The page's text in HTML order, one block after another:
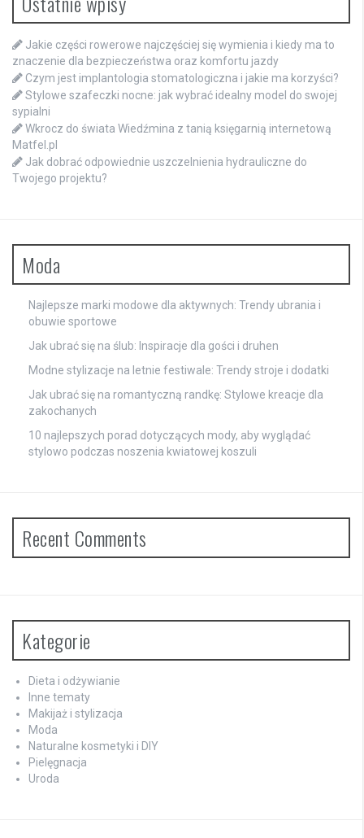
Jakie części rowerowe najczęściej się wymienia i kiedy ma to
znaczenie dla bezpieczeństwa oraz komfortu jazdy
Czym jest implantologia stomatologiczna i jakie ma korzyści?
Stylowe szafeczki nocne: jak wybrać idealny model do swojej
sypialni
Wkrocz do świata Wiedźmina z tanią księgarnią internetową
Matfel.pl
Jak dobrać odpowiednie uszczelnienia hydrauliczne do
Twojego projektu?
Moda
Najlepsze marki modowe dla aktywnych: Trendy ubrania i
obuwie sportowe
Jak ubrać się na ślub: Inspiracje dla gości i druhen
Modne stylizacje na letnie festiwale: Trendy stroje i dodatki
Jak ubrać się na romantyczną randkę: Stylowe kreacje dla
zakochanych
10 najlepszych porad dotyczących mody, aby wyglądać
stylowo podczas noszenia kwiatowej koszuli
Recent Comments
Kategorie
Dieta i odżywianie
Inne tematy
Makijaż i stylizacja
Moda
Naturalne kosmetyki i DIY
Pielęgnacja
Uroda